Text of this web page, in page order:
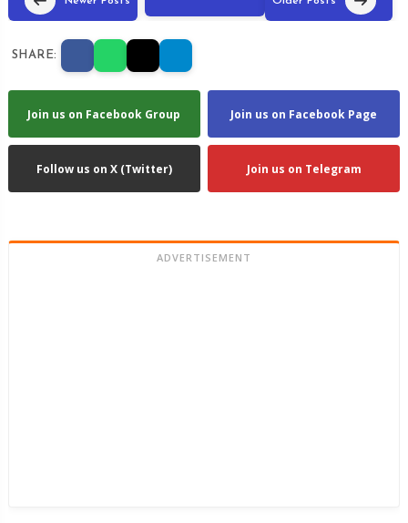
SHARE:
Join us on Facebook Group Join us on Facebook Page
Follow us on X (Twitter) Join us on Telegram
ADVERTISEMENT